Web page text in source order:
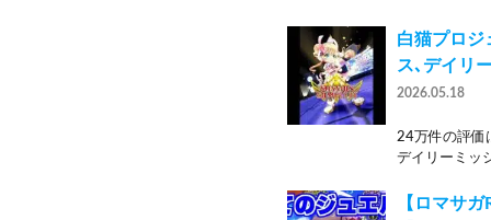
白猫プロ
ス､デイリ
2026.05.18
24万件の評価
デイリーミッ
【ロマサ